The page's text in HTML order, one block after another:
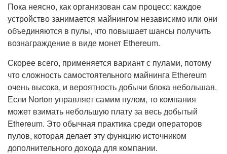
Пока неясно, как организован сам процесс: каждое
устройство занимается майнингом независимо или они
объединяются в пулы, что повышает шансы получить
вознаграждение в виде монет Ethereum.
Скорее всего, применяется вариант с пулами, потому
что сложность самостоятельного майнинга Ethereum
очень высока, и вероятность добычи блока небольшая.
Если Norton управляет самим пулом, то компания
может взимать небольшую плату за весь добытый
Ethereum. Это обычная практика среди операторов
пулов, которая делает эту функцию источником
дополнительного дохода для компании.